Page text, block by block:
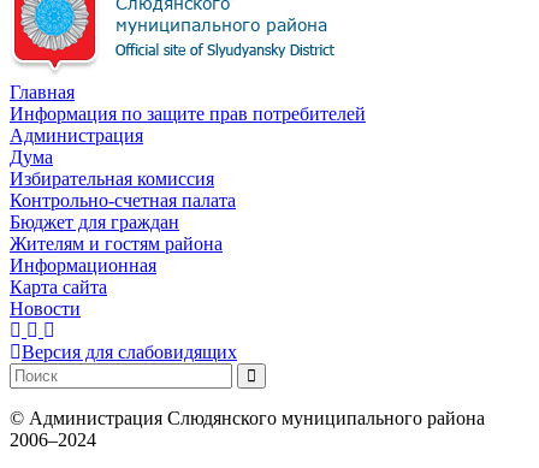
Главная
Информация по защите прав потребителей
Администрация
Дума
Избирательная комиссия
Контрольно-счетная палата
Бюджет для граждан
Жителям и гостям района
Информационная
Карта сайта
Новости
Версия для слабовидящих
© Администрация Слюдянского муниципального района
2006–2024